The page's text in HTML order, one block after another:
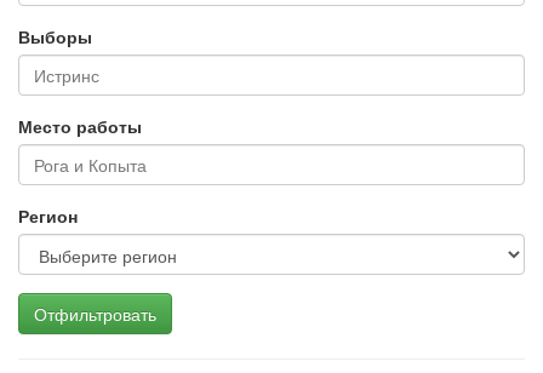
Выборы
Место работы
Регион
Отфильтровать